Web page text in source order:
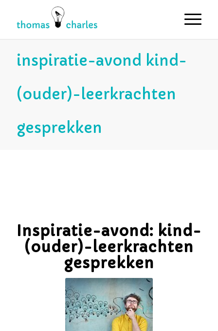
inspiratie-avond kind-
(ouder)-leerkrachten
gesprekken
Inspiratie-avond: kind-
(ouder)-leerkrachten
gesprekken